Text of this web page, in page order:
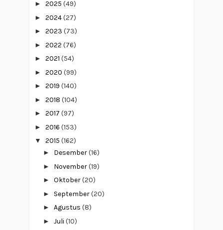
► 2025 (49)
► 2024(27)
► 2023 (73)
► 2022 (76)
► 2021 (54)
► 2020 (99)
► 2019 (140)
► 2018 (104)
► 2017 (97)
► 2016 (153)
▼ 2015 (162)
► Desember(16)
► November(19)
► Oktober(20)
► September(20)
► Agustus (8)
► Juli (10)